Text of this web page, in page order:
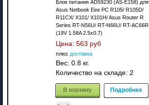
Блок питания AD59230 (AS-E158) для
Asus Netbook Eee PC R105/ R105D/
R11CX/ X101/ X101H/ Asus Router R
Series RT-N56U/ RT-N66U/ RT-AC66R
(19V 1.58A 2.5x0.7)
Цена: 563 руб
плюс доставка
Вес: 0.8 кг.
Количество на складе: 2
В корзину Подробнее